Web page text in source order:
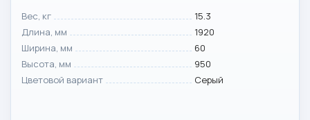
Вес, кг
15.3
Длина, мм
1920
Ширина, мм
60
Высота, мм
950
Цветовой вариант
Серый